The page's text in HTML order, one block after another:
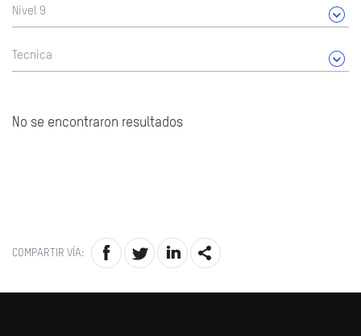
Nivel 9
Tecnica
No se encontraron resultados
COMPARTIR VÍA: